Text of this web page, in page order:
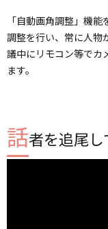
「自動画角調整」機
調整を行い、常に人物
議中にリモコン等でカ
ます。
話者を追尾